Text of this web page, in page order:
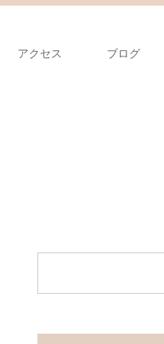
アクセス ブログ